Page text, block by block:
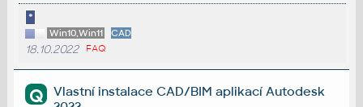
*
Win10,Win11 CAD
18.10.2022 FAQ
Q
Vlastní instalace CAD/BIM aplikací Autodesk